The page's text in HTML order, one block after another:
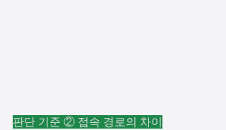
판단 기준 ② 접속 경로의 차이